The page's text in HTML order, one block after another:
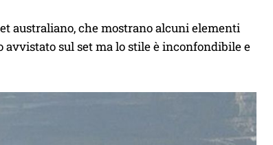
australiano, che mostrano alcuni elementi
sul set ma lo stile è inconfondibile e